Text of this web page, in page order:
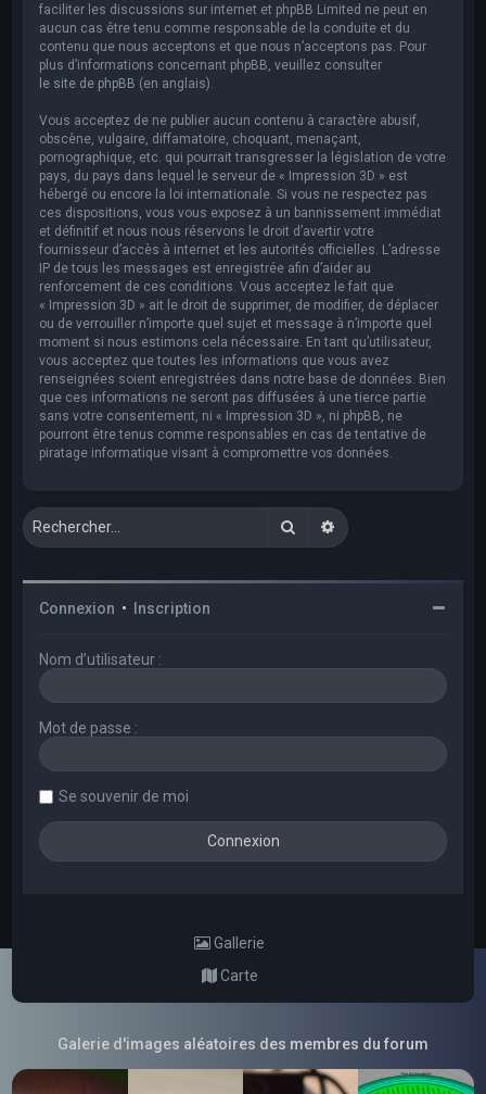
faciliter les discussions sur internet et phpBB Limited ne peut en
aucun cas être tenu comme responsable de la conduite et du
contenu que nous acceptons et que nous n’acceptons pas. Pour
plus d’informations concernant phpBB, veuillez consulter
le site de phpBB (en anglais).
Vous acceptez de ne publier aucun contenu à caractère abusif,
obscène, vulgaire, diffamatoire, choquant, menaçant,
pornographique, etc. qui pourrait transgresser la législation de votre
pays, du pays dans lequel le serveur de « Impression 3D » est
hébergé ou encore la loi internationale. Si vous ne respectez pas
ces dispositions, vous vous exposez à un bannissement immédiat
et définitif et nous nous réservons le droit d’avertir votre
fournisseur d’accès à internet et les autorités officielles. L’adresse
IP de tous les messages est enregistrée afin d’aider au
renforcement de ces conditions. Vous acceptez le fait que
« Impression 3D » ait le droit de supprimer, de modifier, de déplacer
ou de verrouiller n’importe quel sujet et message à n’importe quel
moment si nous estimons cela nécessaire. En tant qu’utilisateur,
vous acceptez que toutes les informations que vous avez
renseignées soient enregistrées dans notre base de données. Bien
que ces informations ne seront pas diffusées à une tierce partie
sans votre consentement, ni « Impression 3D », ni phpBB, ne
pourront être tenus comme responsables en cas de tentative de
piratage informatique visant à compromettre vos données.
RechercherRecherche avancée
Connexion • Inscription
Nom d’utilisateur :
Mot de passe :
Se souvenir de moi
Gallerie
Carte
Galerie d'images aléatoires des membres du forum